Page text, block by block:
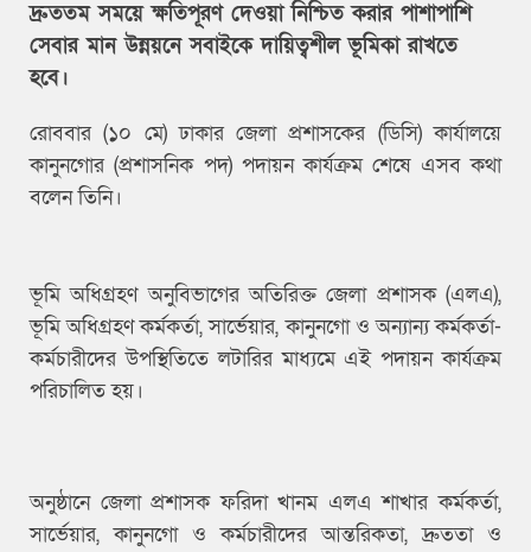
দ্রুততম সময়ে ক্ষতিপূরণ দেওয়া নিশ্চিত করার পাশাপাশি
সেবার মান উন্নয়নে সবাইকে দায়িত্বশীল ভূমিকা রাখতে
হবে।
রোববার (১০ মে) ঢাকার জেলা প্রশাসকের (ডিসি) কার্যালয়ে
কানুনগোর (প্রশাসনিক পদ) পদায়ন কার্যক্রম শেষে এসব কথা
বলেন তিনি।
ভূমি অধিগ্রহণ অনুবিভাগের অতিরিক্ত জেলা প্রশাসক (এলএ),
ভূমি অধিগ্রহণ কর্মকর্তা, সার্ভেয়ার, কানুনগো ও অন্যান্য কর্মকর্তা-
কর্মচারীদের উপস্থিতিতে লটারির মাধ্যমে এই পদায়ন কার্যক্রম
পরিচালিত হয়।
অনুষ্ঠানে জেলা প্রশাসক ফরিদা খানম এলএ শাখার কর্মকর্তা,
সার্ভেয়ার, কানুনগো ও কর্মচারীদের আন্তরিকতা, দ্রুততা ও